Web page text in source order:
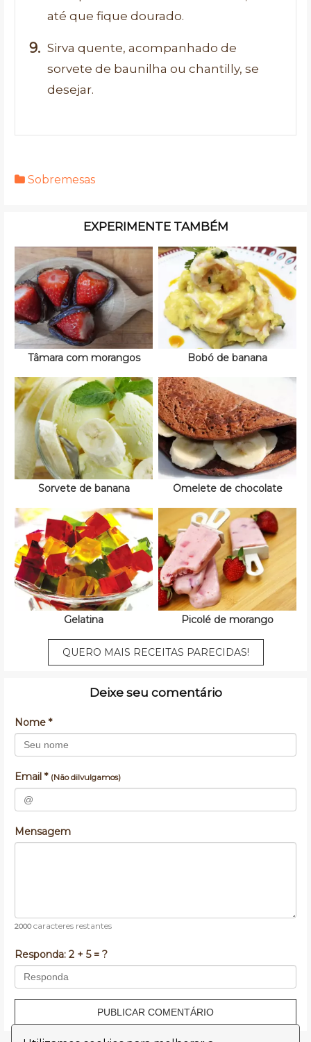
até que fique dourado.
Sirva quente, acompanhado de
sorvete de baunilha ou chantilly, se
desejar.
Sobremesas
EXPERIMENTE TAMBÉM
Tâmara com morangos Bobó de banana
Sorvete de banana Omelete de chocolate
Gelatina Picolé de morango
QUERO MAIS RECEITAS PARECIDAS!
Deixe seu comentário
Nome *
Email * (Não dilvulgamos)
Mensagem
2000caracteres restantes
Responda: 2 + 5 = ?
PUBLICAR COMENTÁRIO